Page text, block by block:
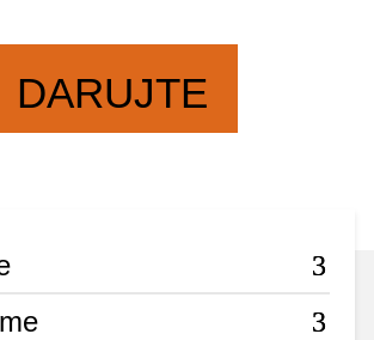
DARUJTE
RÁD KOLÁČIKY... ALE MY ÁNO!
na zlepšenie vášho zážitku. Kliknutím
s ich používaním. Viac